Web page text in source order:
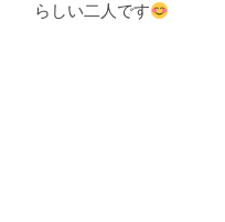
らしい二人です